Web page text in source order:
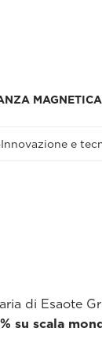
MAGNETICA
Innovazione e
di Esaote
su scala